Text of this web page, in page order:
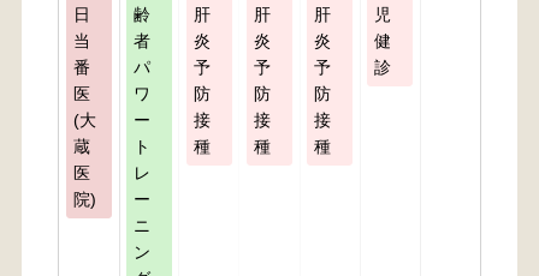
日
当
番
医
(大
蔵
医
院)
齢
者
パ
ワ
ー
ト
レ
ー
ニ
ン
肝
炎
予
防
接
種
肝
炎
予
防
接
種
肝
炎
予
防
接
種
児
健
診